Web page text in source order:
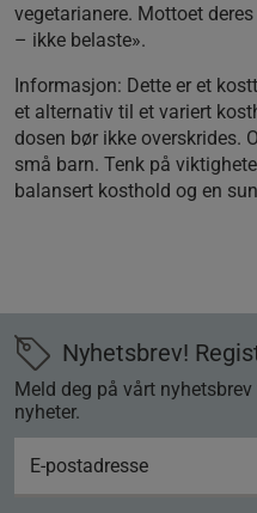
vegetarianere. Mottoet
– ikke belaste».
Informasjon: Dette er et
et alternativ til et variert
dosen bør ikke overskrides.
små barn. Tenk på
balansert kosthold og en
Nyhetsbrev!
Meld deg på vårt
nyheter.